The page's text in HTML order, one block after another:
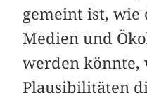
gemeint ist, wie
Medien und
werden könnte,
Plausibilitäten